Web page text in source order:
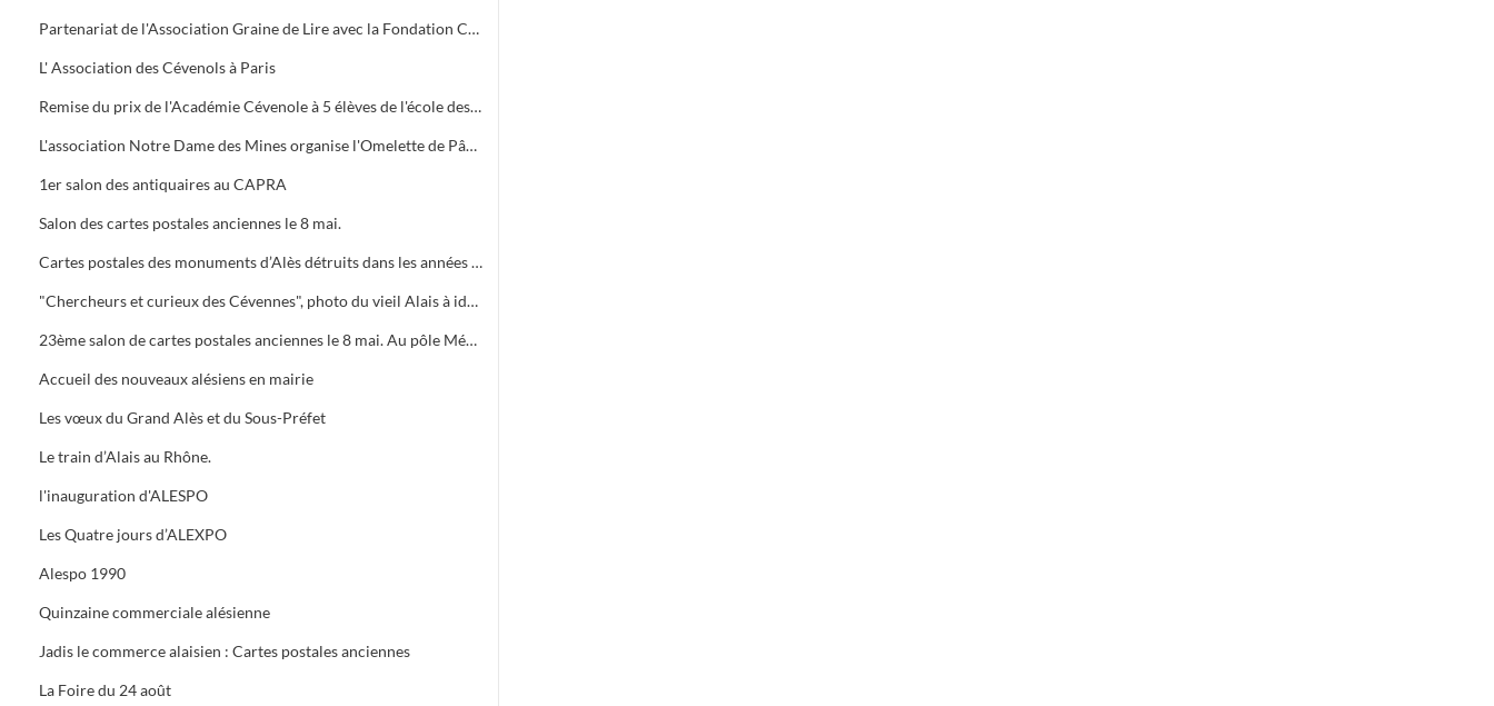
Partenariat de l'Association Graine de Lire avec la Fondation Crédit Mutuel
L' Association des Cévenols à Paris
Remise du prix de l'Académie Cévenole à 5 élèves de l'école des Mines pour leur travail sur la mine et ses conséquences sur l'économie et les paysages.
L'association Notre Dame des Mines organise l'Omelette de Pâques à l'Ermitage
1er salon des antiquaires au CAPRA
Salon des cartes postales anciennes le 8 mai.
Cartes postales des monuments d’Alès détruits dans les années 1960.
"Chercheurs et curieux des Cévennes", photo du vieil Alais à identifier.
23ème salon de cartes postales anciennes le 8 mai. Au pôle Mécanique grand prix camion
Accueil des nouveaux alésiens en mairie
Les vœux du Grand Alès et du Sous-Préfet
Le train d’Alais au Rhône.
l'inauguration d'ALESPO
Les Quatre jours d’ALEXPO
Alespo 1990
Quinzaine commerciale alésienne
Jadis le commerce alaisien : Cartes postales anciennes
La Foire du 24 août